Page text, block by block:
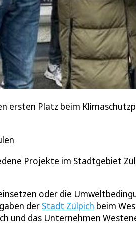
ersten Platz beim
Projekte im Stadtgebiet
oder die
der Stadt Zülpich beim
und das Unternehmen